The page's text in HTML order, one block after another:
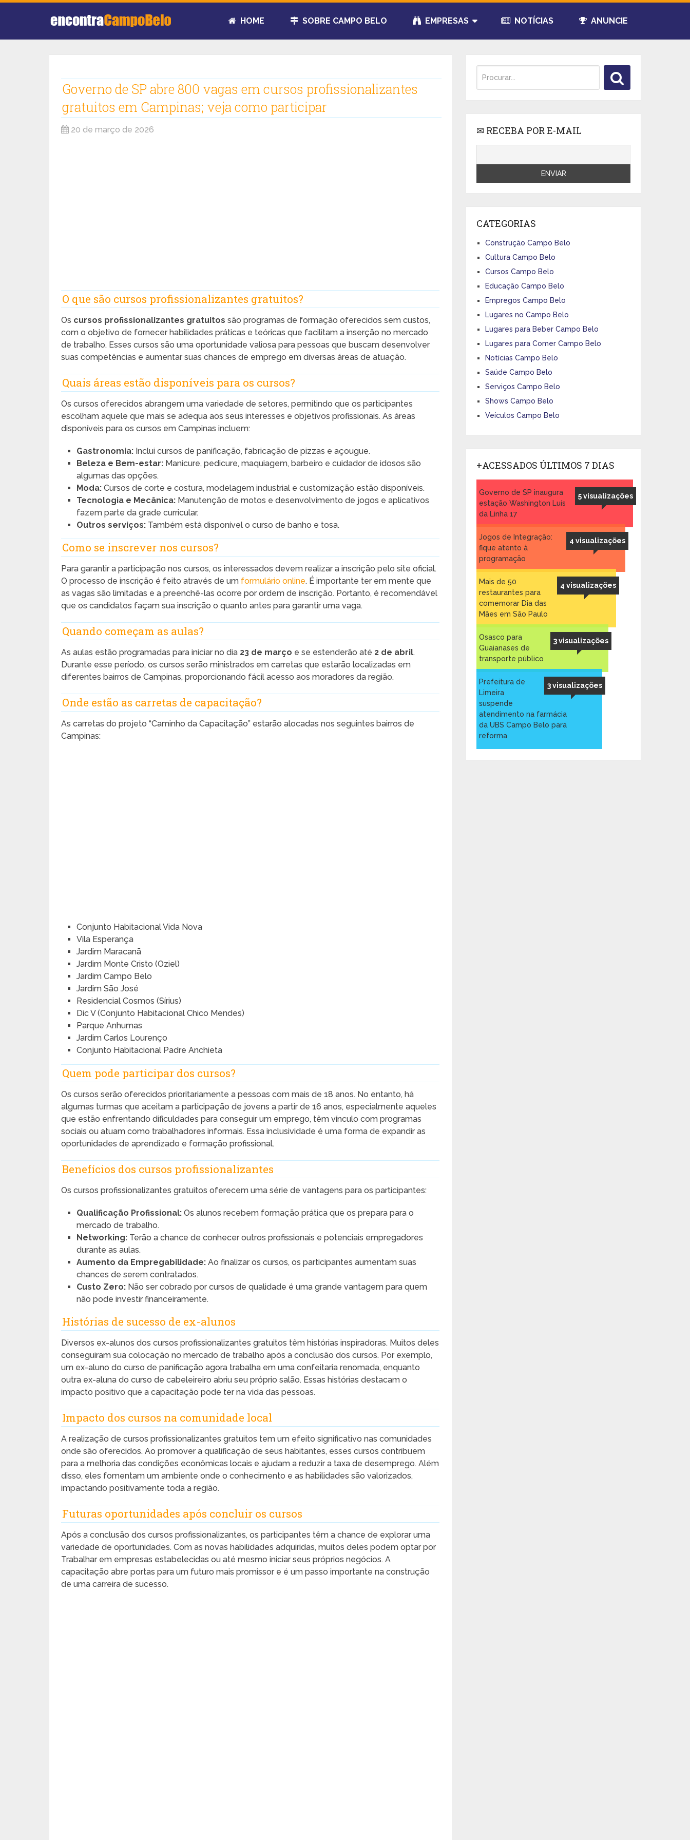
HOME SOBRE CAMPO BELO EMPRESAS NOTÍCIAS ANUNCIE
Governo de SP abre 800 vagas em cursos profissionalizantes
gratuitos em Campinas; veja como participar
20 de março de 2026
O que são cursos profissionalizantes gratuitos?
Os cursos profissionalizantes gratuitos são programas de formação oferecidos sem custos,
com o objetivo de fornecer habilidades práticas e teóricas que facilitam a inserção no mercado
de trabalho. Esses cursos são uma oportunidade valiosa para pessoas que buscam desenvolver
suas competências e aumentar suas chances de emprego em diversas áreas de atuação.
Quais áreas estão disponíveis para os cursos?
Os cursos oferecidos abrangem uma variedade de setores, permitindo que os participantes
escolham aquele que mais se adequa aos seus interesses e objetivos profissionais. As áreas
disponíveis para os cursos em Campinas incluem:
Gastronomia: Inclui cursos de panificação, fabricação de pizzas e açougue.
Beleza e Bem-estar: Manicure, pedicure, maquiagem, barbeiro e cuidador de idosos são
algumas das opções.
Moda: Cursos de corte e costura, modelagem industrial e customização estão disponíveis.
Tecnologia e Mecânica: Manutenção de motos e desenvolvimento de jogos e aplicativos
fazem parte da grade curricular.
Outros serviços: Também está disponível o curso de banho e tosa.
Como se inscrever nos cursos?
Para garantir a participação nos cursos, os interessados devem realizar a inscrição pelo site oficial.
O processo de inscrição é feito através de um formulário online. É importante ter em mente que
as vagas são limitadas e a preenchê-las ocorre por ordem de inscrição. Portanto, é recomendável
que os candidatos façam sua inscrição o quanto antes para garantir uma vaga.
Quando começam as aulas?
As aulas estão programadas para iniciar no dia 23 de março e se estenderão até 2 de abril.
Durante esse período, os cursos serão ministrados em carretas que estarão localizadas em
diferentes bairros de Campinas, proporcionando fácil acesso aos moradores da região.
Onde estão as carretas de capacitação?
As carretas do projeto “Caminho da Capacitação” estarão alocadas nos seguintes bairros de
Campinas:
Conjunto Habitacional Vida Nova
Vila Esperança
Jardim Maracanã
Jardim Monte Cristo (Oziel)
Jardim Campo Belo
Jardim São José
Residencial Cosmos (Sírius)
Dic V (Conjunto Habitacional Chico Mendes)
Parque Anhumas
Jardim Carlos Lourenço
Conjunto Habitacional Padre Anchieta
Quem pode participar dos cursos?
Os cursos serão oferecidos prioritariamente a pessoas com mais de 18 anos. No entanto, há
algumas turmas que aceitam a participação de jovens a partir de 16 anos, especialmente aqueles
que estão enfrentando dificuldades para conseguir um emprego, têm vínculo com programas
sociais ou atuam como trabalhadores informais. Essa inclusividade é uma forma de expandir as
oportunidades de aprendizado e formação profissional.
Benefícios dos cursos profissionalizantes
Os cursos profissionalizantes gratuitos oferecem uma série de vantagens para os participantes:
Qualificação Profissional: Os alunos recebem formação prática que os prepara para o
mercado de trabalho.
Networking: Terão a chance de conhecer outros profissionais e potenciais empregadores
durante as aulas.
Aumento da Empregabilidade: Ao finalizar os cursos, os participantes aumentam suas
chances de serem contratados.
Custo Zero: Não ser cobrado por cursos de qualidade é uma grande vantagem para quem
não pode investir financeiramente.
Histórias de sucesso de ex-alunos
Diversos ex-alunos dos cursos profissionalizantes gratuitos têm histórias inspiradoras. Muitos deles
conseguiram sua colocação no mercado de trabalho após a conclusão dos cursos. Por exemplo,
um ex-aluno do curso de panificação agora trabalha em uma confeitaria renomada, enquanto
outra ex-aluna do curso de cabeleireiro abriu seu próprio salão. Essas histórias destacam o
impacto positivo que a capacitação pode ter na vida das pessoas.
Impacto dos cursos na comunidade local
A realização de cursos profissionalizantes gratuitos tem um efeito significativo nas comunidades
onde são oferecidos. Ao promover a qualificação de seus habitantes, esses cursos contribuem
para a melhoria das condições econômicas locais e ajudam a reduzir a taxa de desemprego. Além
disso, eles fomentam um ambiente onde o conhecimento e as habilidades são valorizados,
impactando positivamente toda a região.
Futuras oportunidades após concluir os cursos
Após a conclusão dos cursos profissionalizantes, os participantes têm a chance de explorar uma
variedade de oportunidades. Com as novas habilidades adquiridas, muitos deles podem optar por
Trabalhar em empresas estabelecidas ou até mesmo iniciar seus próprios negócios. A
capacitação abre portas para um futuro mais promissor e é um passo importante na construção
de uma carreira de sucesso.
✉ RECEBA POR E-MAIL
CATEGORIAS
Construção Campo Belo
Cultura Campo Belo
Cursos Campo Belo
Educação Campo Belo
Empregos Campo Belo
Lugares no Campo Belo
Lugares para Beber Campo Belo
Lugares para Comer Campo Belo
Notícias Campo Belo
Saúde Campo Belo
Serviços Campo Belo
Shows Campo Belo
Veículos Campo Belo
+ACESSADOS ÚLTIMOS 7 DIAS
5 visualizações
Governo de SP inaugura
estação Washington Luís
da Linha 17
4 visualizações
Jogos de Integração:
fique atento à
programação
4 visualizações
Mais de 50
restaurantes para
comemorar Dia das
Mães em São Paulo
3 visualizações
Osasco para
Guaianases de
transporte público
3 visualizações
Prefeitura de
Limeira
suspende
atendimento na farmácia
da UBS Campo Belo para
reforma